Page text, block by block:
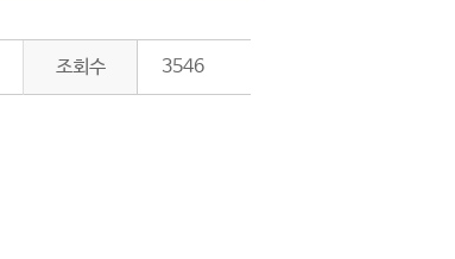
조회수 3546